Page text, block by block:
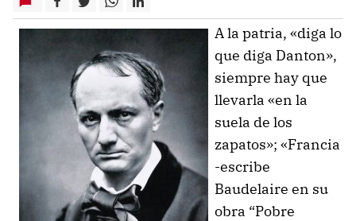
A la patria, «diga lo
que diga Danton»,
siempre hay que
llevarla «en la
suela de los
zapatos»; «Francia
-escribe
Baudelaire en su
obra “Pobre